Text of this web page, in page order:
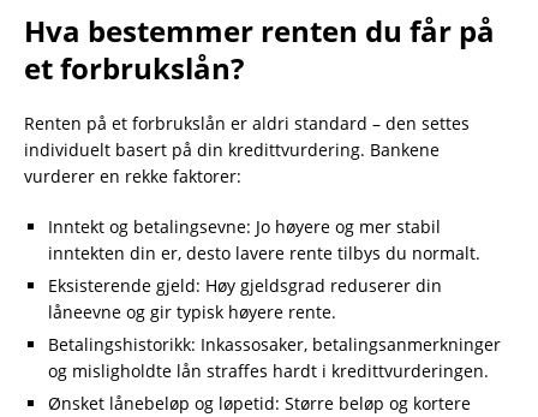
Hva bestemmer renten du får på
et forbrukslån?
Renten på et forbrukslån er aldri standard – den settes
individuelt basert på din kredittvurdering. Bankene
vurderer en rekke faktorer:
Inntekt og betalingsevne: Jo høyere og mer stabil
inntekten din er, desto lavere rente tilbys du normalt.
Eksisterende gjeld: Høy gjeldsgrad reduserer din
låneevne og gir typisk høyere rente.
Betalingshistorikk: Inkassosaker, betalingsanmerkninger
og misligholdte lån straffes hardt i kredittvurderingen.
Ønsket lånebeløp og løpetid: Større beløp og kortere